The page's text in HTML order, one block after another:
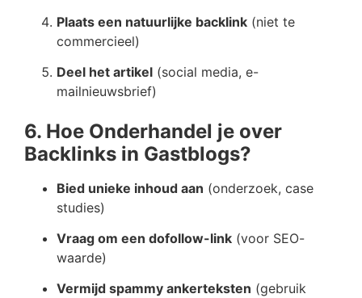
Plaats een natuurlijke backlink (niet te
commercieel)
Deel het artikel (social media, e-
mailnieuwsbrief)
6. Hoe Onderhandel je over
Backlinks in Gastblogs?
Bied unieke inhoud aan (onderzoek, case
studies)
Vraag om een dofollow-link (voor SEO-
waarde)
Vermijd spammy ankerteksten (gebruik